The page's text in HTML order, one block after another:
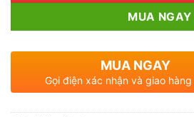
MUA NGAY
MUA NGAY
Gọi điện xác nhận và giao